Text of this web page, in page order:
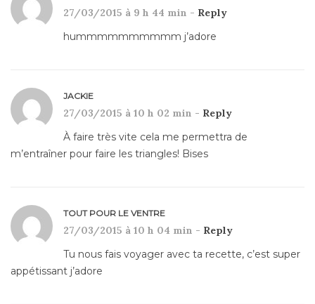
27/03/2015 à 9 h 44 min - Reply
hummmmmmmmmm j’adore
JACKIE
27/03/2015 à 10 h 02 min - Reply
À faire très vite cela me permettra de
m’entraîner pour faire les triangles! Bises
TOUT POUR LE VENTRE
27/03/2015 à 10 h 04 min - Reply
Tu nous fais voyager avec ta recette, c’est super
appétissant j’adore